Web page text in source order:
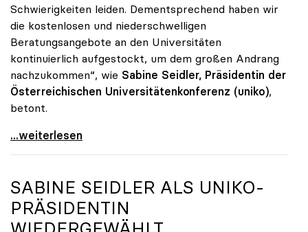
Schwierigkeiten leiden. Dementsprechend haben wir
die kostenlosen und niederschwelligen
Beratungsangebote an den Universitäten
kontinuierlich aufgestockt, um dem großen Andrang
nachzukommen“, wie Sabine Seidler, Präsidentin der
Österreichischen Universitätenkonferenz (uniko),
betont.
Große Nachfrage: Psychologische Beratungen an Unis
...weiterlesen
SABINE SEIDLER ALS UNIKO-
PRÄSIDENTIN